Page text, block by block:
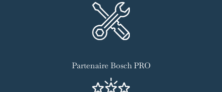
Partenaire Bosch PRO